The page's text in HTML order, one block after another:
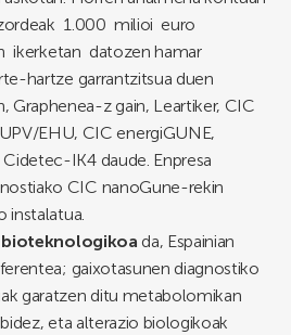
1.000 milioi euro
ikerketan datozen hamar
hartze garrantzitsua duen
Graphenea-z gain, Leartiker, CIC
EHU, CIC energiGUNE,
IK4 daude. Enpresa
CIC nanoGune-rekin
instalatua.
bioteknologikoa da, Espainian
gaixotasunen diagnostiko
garatzen ditu metabolomikan
eta alterazio biologikoak